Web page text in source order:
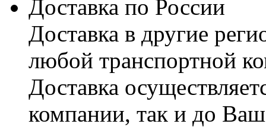
Доставка по России
Доставка в другие
любой транспортной
Доставка
компании, так и до